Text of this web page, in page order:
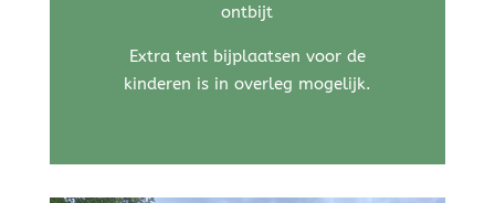
ontbijt
Extra tent bijplaatsen voor de
kinderen is in overleg mogelijk.